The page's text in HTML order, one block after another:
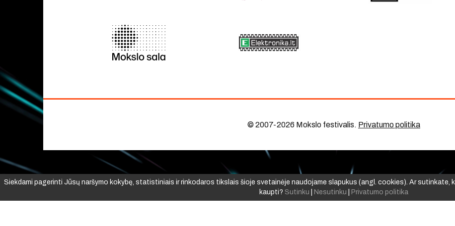
© 2007-2026 Mokslo festivalis. Privatumo politika
Siekdami pagerinti Jūsų naršymo kokybę, statistiniais ir rinkodaros tikslais šioje svetainėje naudojame slapukus (angl. cookies). Ar sutinkate,
kaupti? Sutinku Nesutinku Privatumo politika